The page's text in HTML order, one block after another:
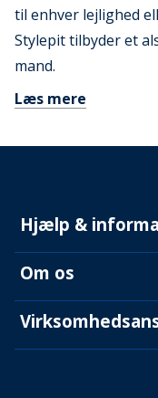
til enhver lejlighed
Stylepit tilbyder et
mand.
Læs mere
Hjælp &
Om os